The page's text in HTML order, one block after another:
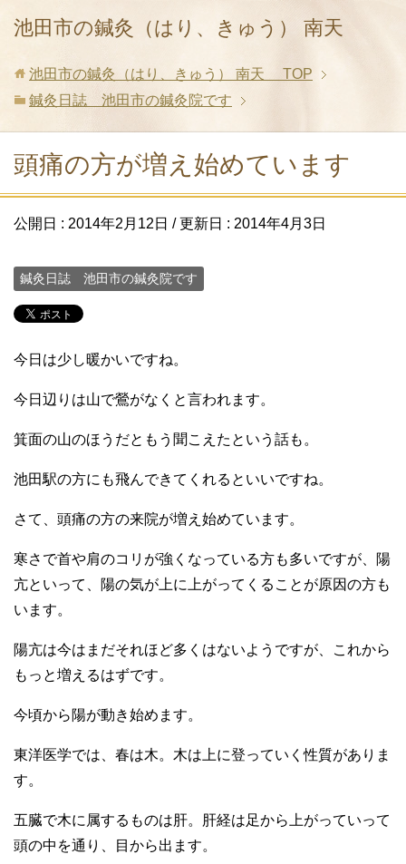
池田市の鍼灸（はり、きゅう） 南天
池田市の鍼灸（はり、きゅう） 南天 TOP
鍼灸日誌 池田市の鍼灸院です
頭痛の方が増え始めています
公開日 : 2014年2月12日 / 更新日 : 2014年4月3日
鍼灸日誌 池田市の鍼灸院です
今日は少し暖かいですね。
今日辺りは山で鶯がなくと言われます。
箕面の山のほうだともう聞こえたという話も。
池田駅の方にも飛んできてくれるといいですね。
さて、頭痛の方の来院が増え始めています。
寒さで首や肩のコリが強くなっている方も多いですが、陽
亢といって、陽の気が上に上がってくることが原因の方も
います。
陽亢は今はまだそれほど多くはないようですが、これから
もっと増えるはずです。
今頃から陽が動き始めます。
東洋医学では、春は木。木は上に登っていく性質がありま
す。
五臓で木に属するものは肝。肝経は足から上がっていって
頭の中を通り、目から出ます。